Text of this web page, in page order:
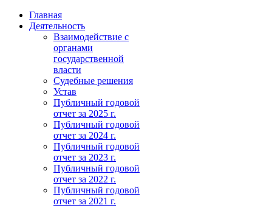
Главная
Деятельность
Взаимодействие с
органами
государственной
власти
Судебные решения
Устав
Публичный годовой
отчет за 2025 г.
Публичный годовой
отчет за 2024 г.
Публичный годовой
отчет за 2023 г.
Публичный годовой
отчет за 2022 г.
Публичный годовой
отчет за 2021 г.